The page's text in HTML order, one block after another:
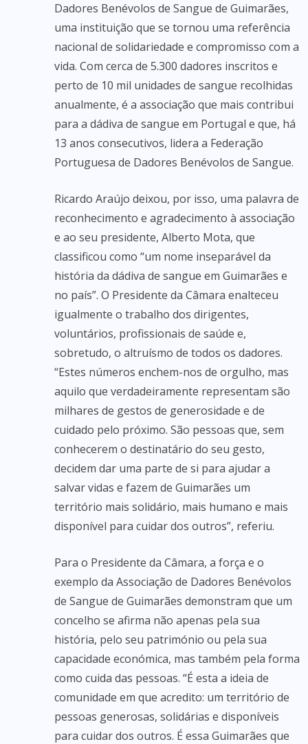
Dadores Benévolos de Sangue de Guimarães,
uma instituição que se tornou uma referência
nacional de solidariedade e compromisso com a
vida. Com cerca de 5.300 dadores inscritos e
perto de 10 mil unidades de sangue recolhidas
anualmente, é a associação que mais contribui
para a dádiva de sangue em Portugal e que, há
13 anos consecutivos, lidera a Federação
Portuguesa de Dadores Benévolos de Sangue.
Ricardo Araújo deixou, por isso, uma palavra de
reconhecimento e agradecimento à associação
e ao seu presidente, Alberto Mota, que
classificou como “um nome inseparável da
história da dádiva de sangue em Guimarães e
no país”. O Presidente da Câmara enalteceu
igualmente o trabalho dos dirigentes,
voluntários, profissionais de saúde e,
sobretudo, o altruísmo de todos os dadores.
“Estes números enchem-nos de orgulho, mas
aquilo que verdadeiramente representam são
milhares de gestos de generosidade e de
cuidado pelo próximo. São pessoas que, sem
conhecerem o destinatário do seu gesto,
decidem dar uma parte de si para ajudar a
salvar vidas e fazem de Guimarães um
território mais solidário, mais humano e mais
disponível para cuidar dos outros”, referiu.
Para o Presidente da Câmara, a força e o
exemplo da Associação de Dadores Benévolos
de Sangue de Guimarães demonstram que um
concelho se afirma não apenas pela sua
história, pelo seu património ou pela sua
capacidade económica, mas também pela forma
como cuida das pessoas. “É esta a ideia de
comunidade em que acredito: um território de
pessoas generosas, solidárias e disponíveis
para cuidar dos outros. É essa Guimarães que